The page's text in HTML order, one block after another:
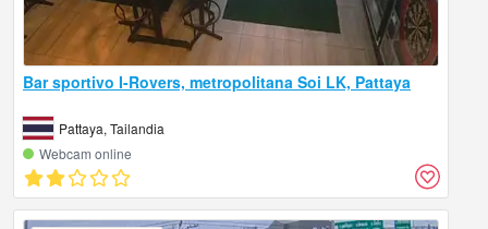
Bar sportivo I-Rovers, metropolitana Soi LK, Pattaya
Pattaya, Tailandia
Webcam online